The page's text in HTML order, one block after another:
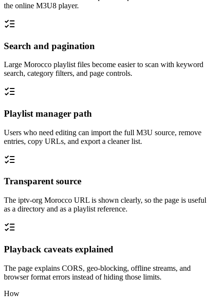
the online M3U8 player.
Search and pagination
Large Morocco playlist files become easier to scan with keyword
search, category filters, and page controls.
Playlist manager path
Users who need editing can import the full M3U source, remove
entries, copy URLs, and export a cleaner list.
Transparent source
The iptv-org Morocco URL is shown clearly, so the page is useful
as a directory and as a playlist reference.
Playback caveats explained
The page explains CORS, geo-blocking, offline streams, and
browser format errors instead of hiding those limits.
How